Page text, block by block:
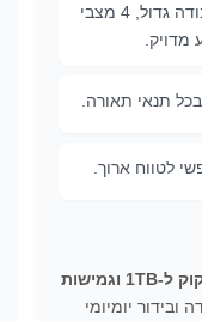
— שטח עבודה גדול, 4 מצבי
מדויק.
תנאי תאורה.
לטווח ארוך.
מי שזקוק ל-1TB וגמישות
ובידור יומיומי